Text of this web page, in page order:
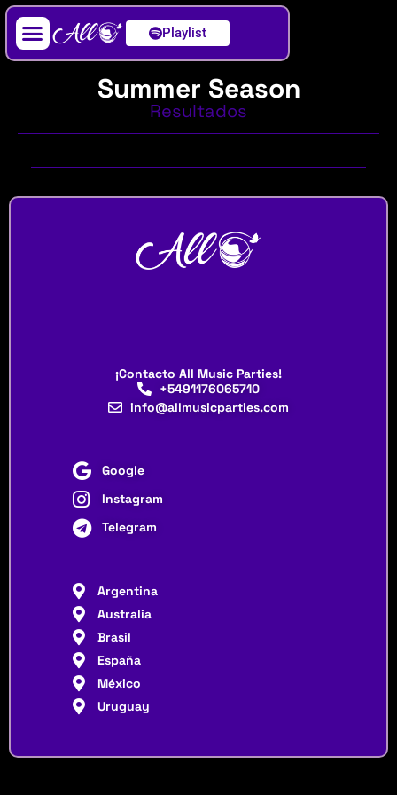
Playlist
Summer Season
Resultados
¡Contacto All Music Parties!
+5491176065710
info@allmusicparties.com
Google
Instagram
Telegram
Argentina
Australia
Brasil
España
México
Uruguay